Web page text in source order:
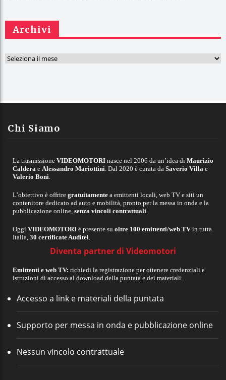
Archivi
A
vChi Siamo
La trasmissione VIDEOMOTORI nasce nel 2006 da un’idea di Maurizio
Caldera e Alessandro Mariottini . Dal 2020 è curata da Saverio Villa e
Valerio Boni
L’obiettivo è offrire gratuitamente a emittenti locali, web TV e siti un
contenitore dedicato ad auto e mobilità, pronto per la messa in onda e la
pubblicazione online, senza vincoli contrattuali
Oggi VIDEOMOTORI è presente su oltre 100 emittenti/web TVin tutta
Italia, 30 certificate Auditel
Diventa partner di Videomotori
Emittenti e web TV: richiedi la registrazione per ottenere credenziali e
istruzioni di accesso al download della puntata e dei materiali.
Accesso a link e materiali della puntata
Supporto per messa in onda e pubblicazione online
Nessun vincolo contrattuale